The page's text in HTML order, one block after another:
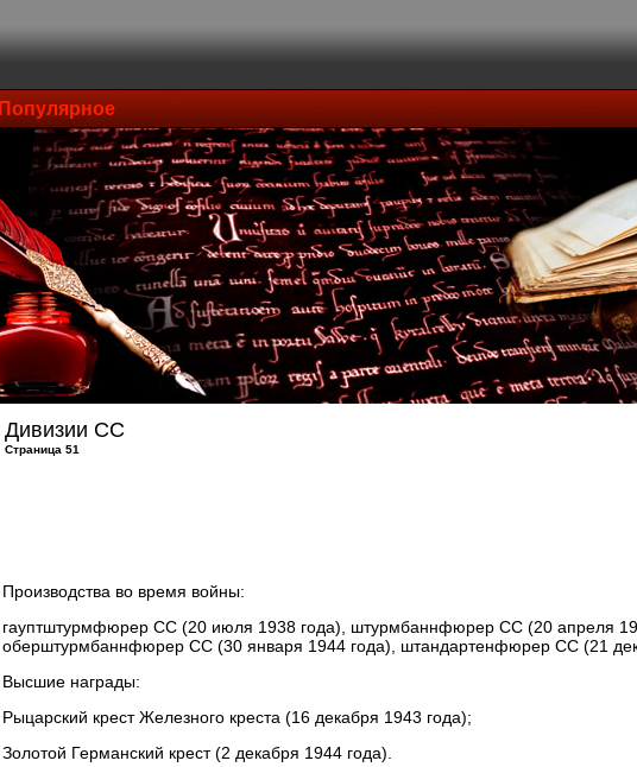
Популярное
Дивизии СС
Страница 51
Производства во время войны:
гауптштурмфюрер СС (20 июля 1938 года), штурмбаннфюрер СС (20 апреля
оберштурмбаннфюрер СС (30 января 1944 года), штандартенфюрер СС (21
Высшие награды:
Рыцарский крест Железного креста (16 декабря 1943 года);
Золотой Германский крест (2 декабря 1944 года).